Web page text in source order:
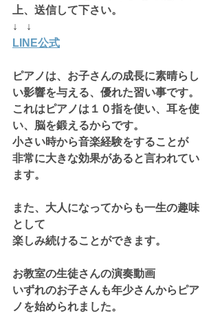
上、送信して下さい。
↓   ↓
LINE公式
ピアノは、お子さんの成長に素晴らし
い影響を与える、優れた習い事です。
これはピアノは１０指を使い、耳を使
い、脳を鍛えるからです。
小さい時から音楽経験をすることが
非常に大きな効果があると言われてい
ます。
また、大人になってからも一生の趣味
として
楽しみ続けることができます。
お教室の生徒さんの演奏動画
いずれのお子さんも年少さんからピア
ノを始められました。